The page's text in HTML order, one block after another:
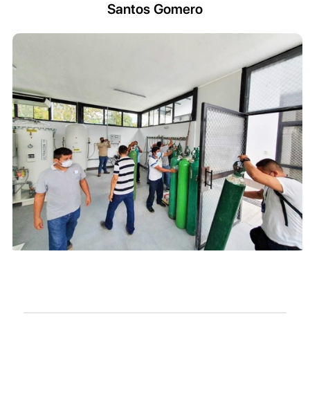
Santos Gomero